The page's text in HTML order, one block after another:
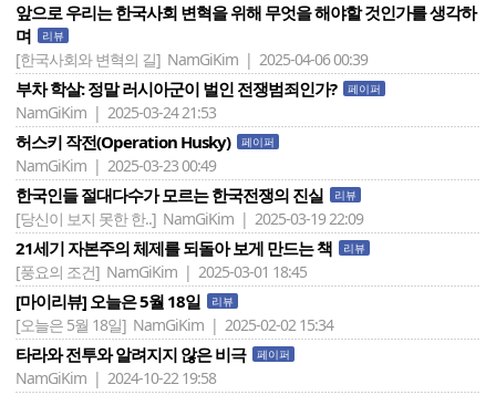
앞으로 우리는 한국사회 변혁을 위해 무엇을 해야할 것인가를 생각하
며
리뷰
[한국사회와 변혁의 길] NamGiKim | 2025-04-06 00:39
부차 학살: 정말 러시아군이 벌인 전쟁범죄인가? 페이퍼
NamGiKim | 2025-03-24 21:53
허스키 작전(Operation Husky) 페이퍼
NamGiKim | 2025-03-23 00:49
한국인들 절대다수가 모르는 한국전쟁의 진실 리뷰
[당신이 보지 못한 한..] NamGiKim | 2025-03-19 22:09
21세기 자본주의 체제를 되돌아 보게 만드는 책 리뷰
[풍요의 조건] NamGiKim | 2025-03-01 18:45
[마이리뷰] 오늘은 5월 18일 리뷰
[오늘은 5월 18일] NamGiKim | 2025-02-02 15:34
타라와 전투와 알려지지 않은 비극 페이퍼
NamGiKim | 2024-10-22 19:58